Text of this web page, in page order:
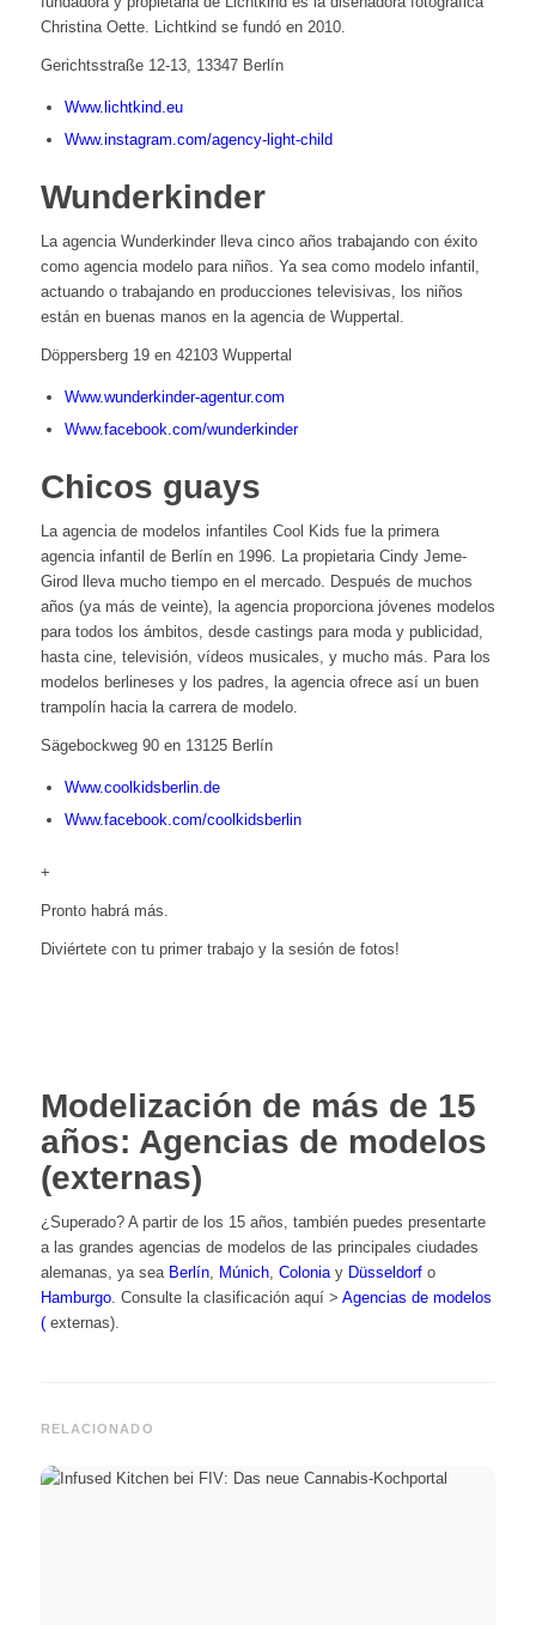
Christina Oette. Lichtkind se fundó en 2010.
Gerichtsstraße 12-13, 13347 Berlín
Www.lichtkind.eu
Www.instagram.com/agency-light-child
Wunderkinder
La agencia Wunderkinder lleva cinco años trabajando con éxito
como agencia modelo para niños. Ya sea como modelo infantil,
actuando o trabajando en producciones televisivas, los niños
están en buenas manos en la agencia de Wuppertal.
Döppersberg 19 en 42103 Wuppertal
Www.wunderkinder-agentur.com
Www.facebook.com/wunderkinder
Chicos guays
La agencia de modelos infantiles Cool Kids fue la primera
agencia infantil de Berlín en 1996. La propietaria Cindy Jeme-
Girod lleva mucho tiempo en el mercado. Después de muchos
años (ya más de veinte), la agencia proporciona jóvenes modelos
para todos los ámbitos, desde castings para moda y publicidad,
hasta cine, televisión, vídeos musicales, y mucho más. Para los
modelos berlineses y los padres, la agencia ofrece así un buen
trampolín hacia la carrera de modelo.
Sägebockweg 90 en 13125 Berlín
Www.coolkidsberlin.de
Www.facebook.com/coolkidsberlin
+
Pronto habrá más.
Diviértete con tu primer trabajo y la sesión de fotos!
Modelización de más de 15
años: Agencias de modelos
(externas)
¿Superado? A partir de los 15 años, también puedes presentarte
a las grandes agencias de modelos de las principales ciudades
alemanas, ya sea Berlín, Múnich, Coloniay Düsseldorfo
Hamburgo. Consulte la clasificación aquí > Agencias de modelos
(externas).
RELACIONADO